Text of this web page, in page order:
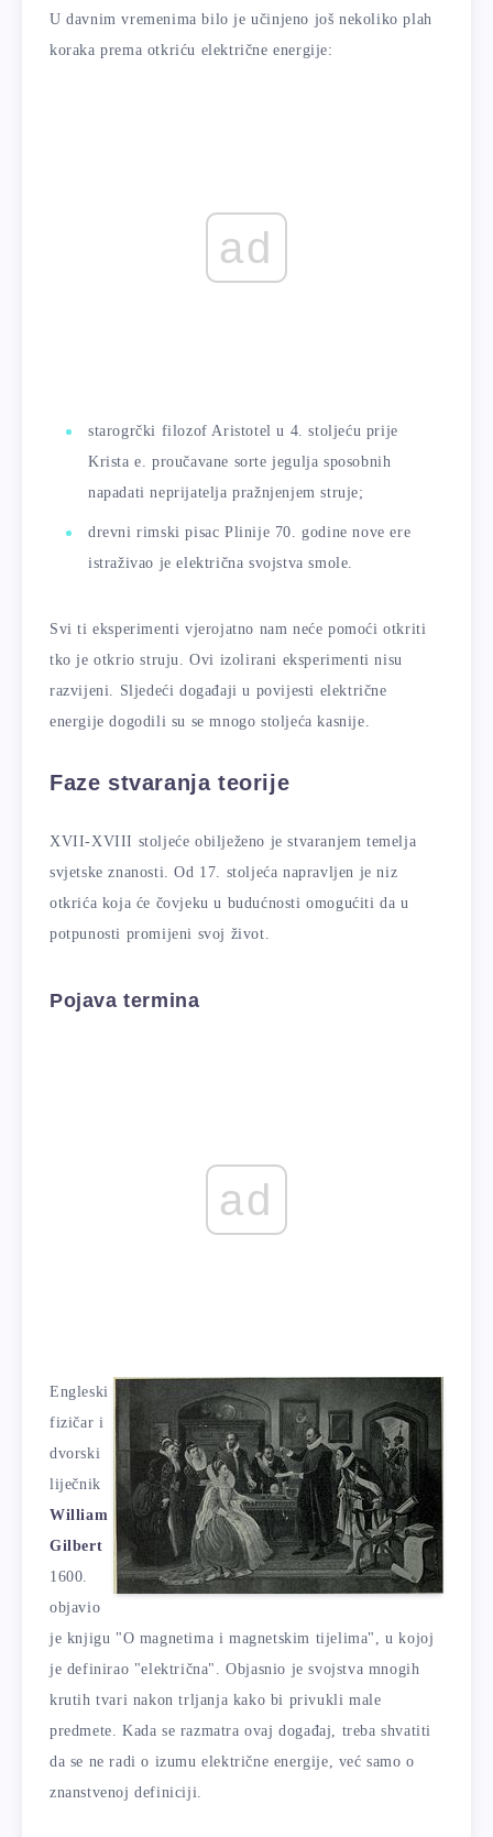
U davnim vremenima bilo je učinjeno još nekoliko plah
koraka prema otkriću električne energije:
ad
starogrčki filozof Aristotel u 4. stoljeću prije
Krista e. proučavane sorte jegulja sposobnih
napadati neprijatelja pražnjenjem struje;
drevni rimski pisac Plinije 70. godine nove ere
istraživao je električna svojstva smole.
Svi ti eksperimenti vjerojatno nam neće pomoći otkriti
tko je otkrio struju. Ovi izolirani eksperimenti nisu
razvijeni. Sljedeći događaji u povijesti električne
energije dogodili su se mnogo stoljeća kasnije.
Faze stvaranja teorije
XVII-XVIII stoljeće obilježeno je stvaranjem temelja
svjetske znanosti. Od 17. stoljeća napravljen je niz
otkrića koja će čovjeku u budućnosti omogućiti da u
potpunosti promijeni svoj život.
Pojava termina
ad
Engleski
fizičar i
dvorski
liječnik
William
Gilbert
1600.
objavio
je knjigu "O magnetima i magnetskim tijelima", u kojoj
je definirao "električna". Objasnio je svojstva mnogih
krutih tvari nakon trljanja kako bi privukli male
predmete. Kada se razmatra ovaj događaj, treba shvatiti
da se ne radi o izumu električne energije, već samo o
znanstvenoj definiciji.